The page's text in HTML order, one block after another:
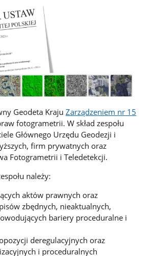
Geodeta KrajuZarządzeniem nr 15
fotogrametrii. W skład zespołu
Głównego Urzędu Geodezji i
firm prywatnych oraz
Fotogrametrii i Teledetekcji.
należy:
aktów prawnych oraz
zbędnych, nieaktualnych,
bariery proceduralne i
deregulacyjnych oraz
i proceduralnych